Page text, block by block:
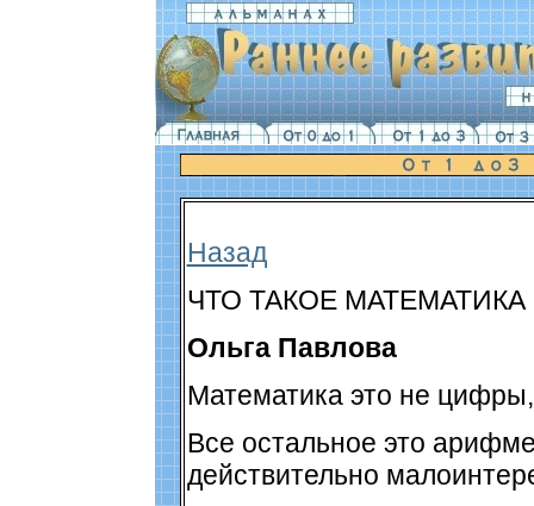
Назад
ЧТО ТАКОЕ МАТЕМАТИКА
Ольга Павлова
Математика это не
Все остальное это
действительно